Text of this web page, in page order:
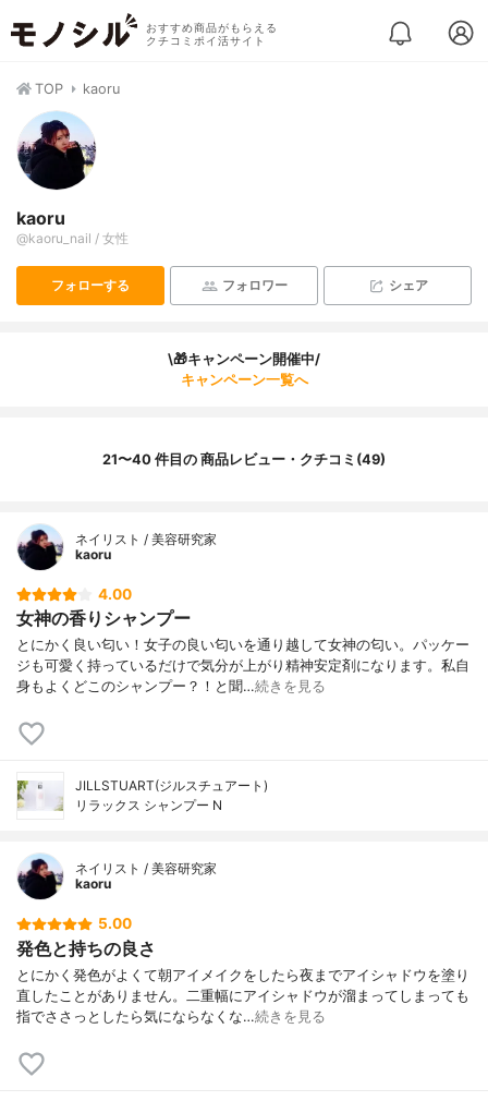
おすすめ商品がもらえる
クチコミポイ活サイト
TOP kaoru
kaoru
@kaoru_nail / 女性
フォローする フォロワー シェア
\🎁キャンペーン開催中/
キャンペーン一覧へ
21〜40 件目の 商品レビュー・クチコミ(49)
ネイリスト / 美容研究家
kaoru
4.00
女神の香りシャンプー
とにかく良い匂い！女子の良い匂いを通り越して女神の匂い。パッケー
ジも可愛く持っているだけで気分が上がり精神安定剤になります。私自
身もよくどこのシャンプー？！と聞…続きを見る
JILLSTUART(ジルスチュアート)
リラックス シャンプー N
ネイリスト / 美容研究家
kaoru
5.00
発色と持ちの良さ
とにかく発色がよくて朝アイメイクをしたら夜までアイシャドウを塗り
直したことがありません。二重幅にアイシャドウが溜まってしまっても
指でささっとしたら気にならなくな…続きを見る